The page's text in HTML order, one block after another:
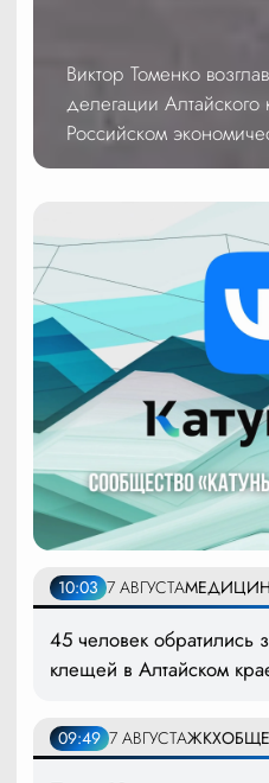
Виктор Томенко
делегации
Российском
10:03 7 АВГУСТА
45 человек обратились
клещей в Алтайском
09:49 7 АВГУСТАЖКХ